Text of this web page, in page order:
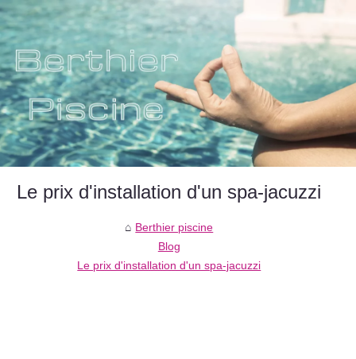
Le prix d'installation d'un spa-jacuzzi
Berthier piscine
Blog
Le prix d'installation d'un spa-jacuzzi